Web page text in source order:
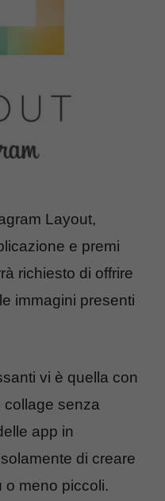
Layout,
e premi
richiesto di offrire
immagini presenti
vi è quella con
collage senza
app in
di creare
o meno piccoli.